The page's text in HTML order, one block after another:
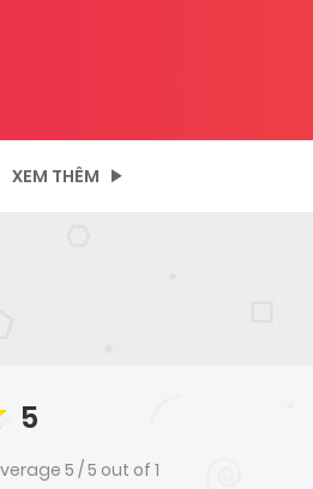
XEM THÊM
5
5 /5 out of 1